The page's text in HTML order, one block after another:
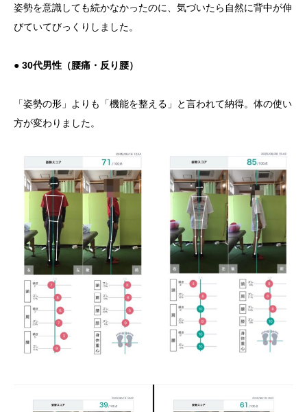
姿勢を意識しても続かなかったのに、気づいたら自然に背中が伸
びていてびっくりしました。
● 30代男性（腰痛・反り腰）
「姿勢の形」よりも「機能を整える」と言われて納得。体の使い
方が変わりました。